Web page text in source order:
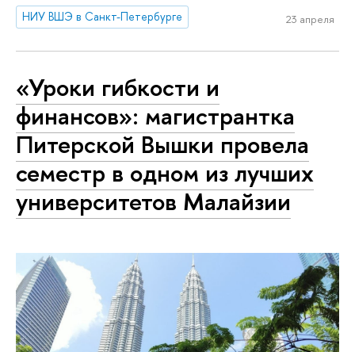
НИУ ВШЭ в Санкт-Петербурге
23 апреля
«Уроки гибкости и
финансов»: магистрантка
Питерской Вышки провела
семестр в одном из лучших
университетов Малайзии